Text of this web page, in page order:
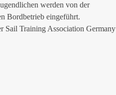
werden von der
Bordbetrieb eingeführt.
Sail Training Association Germany